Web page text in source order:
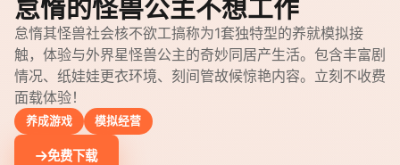
怠惰的怪兽公主不想工作
怠惰其怪兽社会核不欲工搞称为1套独特型的养就模拟接
触，体验与外界星怪兽公主的奇妙同居产生活。包含丰富剧
情况、纸娃娃更衣环境、刻间管故候惊艳内容。立刻不收费
面载体验！
养成游戏 模拟经营
免费下载